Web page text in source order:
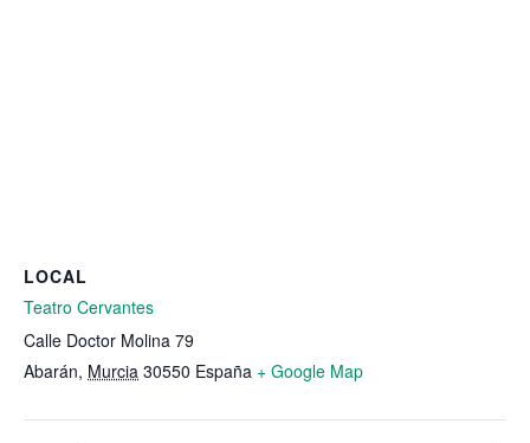
LOCAL
Teatro Cervantes
Calle Doctor Molina 79
Abarán, Murcia 30550 España + Google Map